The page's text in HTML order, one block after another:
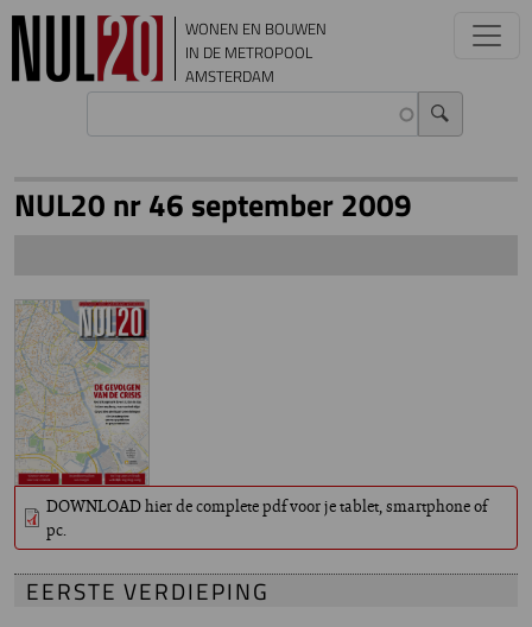
Overslaan en naar de inhoud gaan
WONEN EN BOUWEN
IN DE METROPOOL
AMSTERDAM
EERSTE VERDIEPING
NUL20 nr 46 september 2009
DOWNLOAD hier de complete pdf voor je tablet, smartphone of
pc.